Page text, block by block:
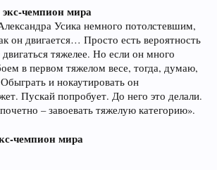
чемпион мира
Усика немного потолстевшим,
он двигается… Просто есть вероятность
тяжелее. Но если он много
в первом тяжелом весе, тогда, думаю,
и нокаутировать он
Пускай попробует. До него это делали.
– завоевать тяжелую категорию».
чемпион мира